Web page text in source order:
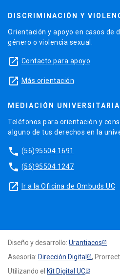
DISCRIMINACIÓN Y
Orientación y apoyo en casos de
género o violencia sexual.
launch Contacto para apoyo
launch Más orientación
MEDIACIÓN UNIVERSITARIA
Teléfonos para orientación y
alguno de tus derechos en la
phone (56)95504 1691
phone (56)95504 1247
launch Ir a la Oficina de Ombuds UC
Diseño y desarrollo: Urantiacos
Asesoría: Dirección Digital
,
Utilizando el Kit Digital UC